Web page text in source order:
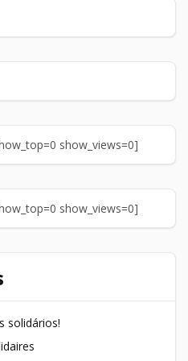
show_views=0]
show_views=0]
solidários!